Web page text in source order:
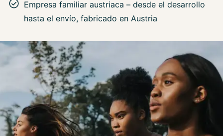
Empresa familiar austriaca – desde el desarrollo
hasta el envío, fabricado en Austria